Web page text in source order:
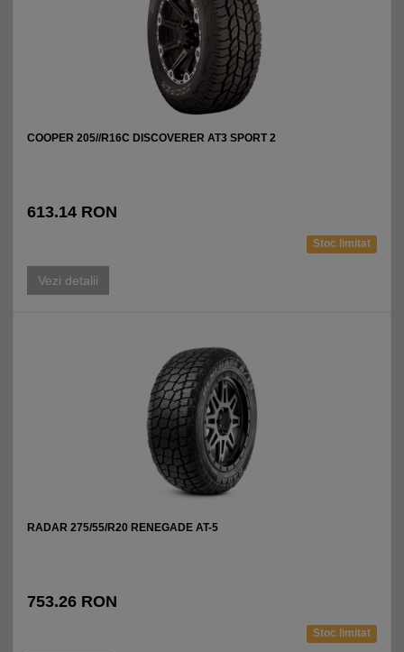
COOPER 205//R16C DISCOVERER AT3 SPORT 2
613.14 RON
Stoc limitat
Vezi detalii
RADAR 275/55/R20 RENEGADE AT-5
753.26 RON
Stoc limitat